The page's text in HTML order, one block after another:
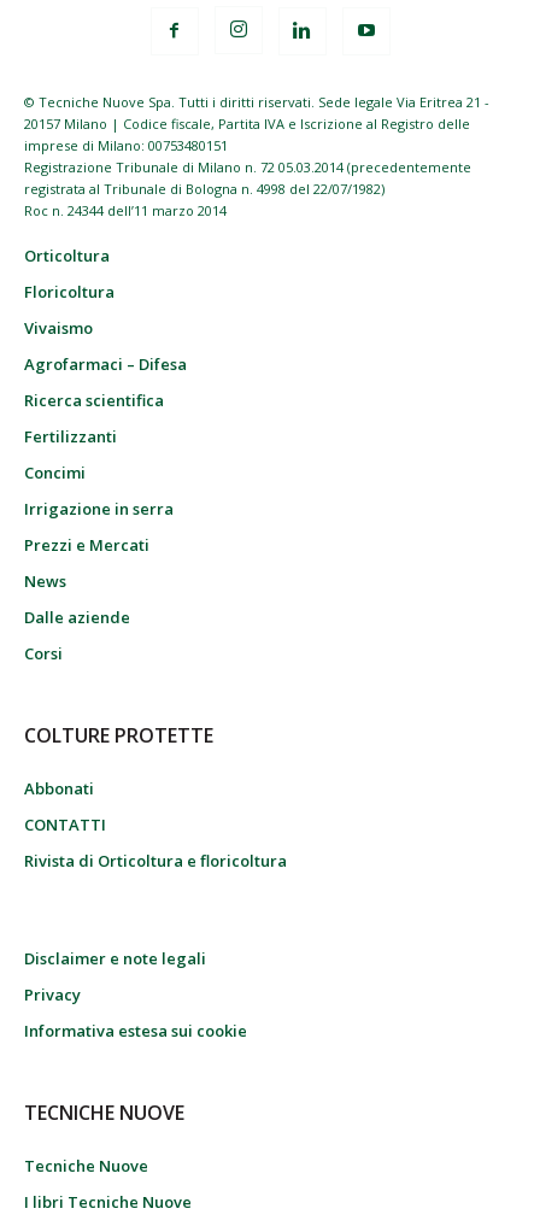
© Tecniche Nuove Spa. Tutti i diritti riservati. Sede legale Via Eritrea 21 -
20157 Milano | Codice fiscale, Partita IVA e Iscrizione al Registro delle
imprese di Milano: 00753480151
Registrazione Tribunale di Milano n. 72 05.03.2014 (precedentemente
registrata al Tribunale di Bologna n. 4998 del 22/07/1982)
Roc n. 24344 dell’11 marzo 2014
Orticoltura
Floricoltura
Vivaismo
Agrofarmaci – Difesa
Ricerca scientifica
Fertilizzanti
Concimi
Irrigazione in serra
Prezzi e Mercati
News
Dalle aziende
Corsi
COLTURE PROTETTE
Abbonati
CONTATTI
Rivista di Orticoltura e floricoltura
Disclaimer e note legali
Privacy
Informativa estesa sui cookie
TECNICHE NUOVE
Tecniche Nuove
I libri Tecniche Nuove